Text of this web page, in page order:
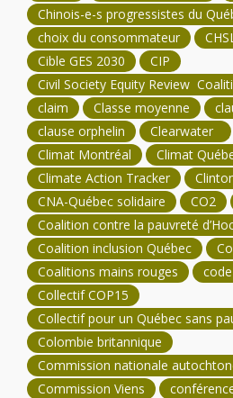
Chinois-e-s progressistes du
choix du consommateur
Cible GES 2030
CIP
Civil Society Equity Review
claim
Classe moyenne
clause orphelin
Clearwater
Climat Montréal
Climat
Climate Action Tracker
CNA-Québec solidaire
CO2
Coalition contre la pauvreté
Coalition inclusion Québec
Coalitions mains rouges
Collectif COP15
Collectif pour un Québec sans
Colombie britannique
Commission nationale
Commission Viens